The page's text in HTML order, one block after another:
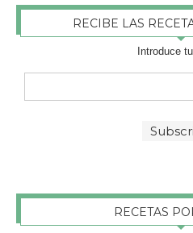
RECIBE LAS
Introduce
RECETAS